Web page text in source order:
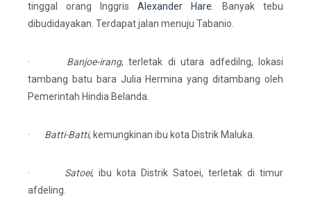
tinggal orang Inggris Alexander Hare . Banyak tebu
dibudidayakan. Terdapat jalan menuju Tabanio.
· Banjoe-irang, terletak di utara adfedilng, lokasi
tambang batu bara Julia Hermina yang ditambang oleh
Pemerintah Hindia Belanda.
· Batti-Batti, kemungkinan ibu kota Distrik Maluka.
· Satoei, ibu kota Distrik Satoei, terletak di timur
afdeling.